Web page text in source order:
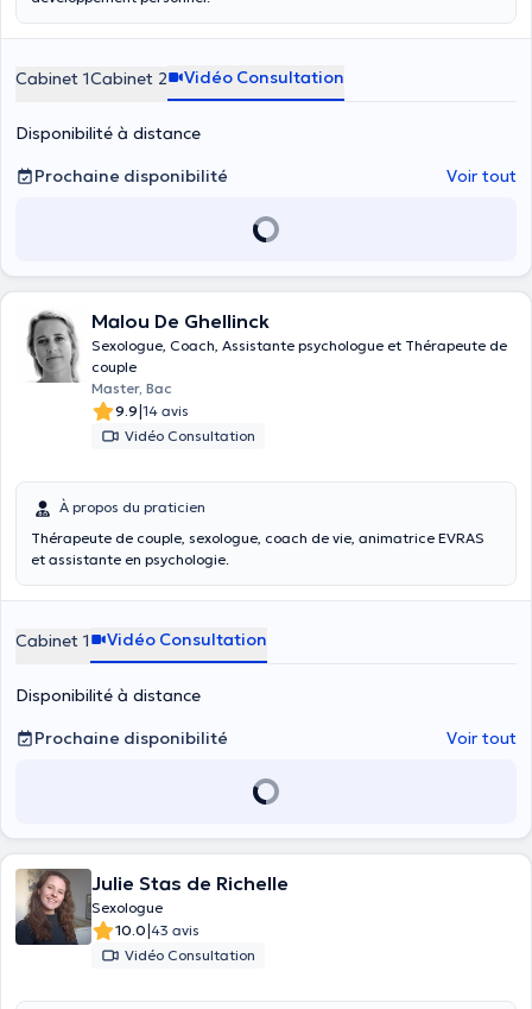
Cabinet 1Cabinet 2 Vidéo Consultation
Disponibilité à distance
Prochaine disponibilité
Voir tout
Malou De Ghellinck
Sexologue, Coach, Assistante psychologue et Thérapeute de
couple
Master, Bac
9.9|14 avis
Vidéo Consultation
À propos du praticien
Thérapeute de couple, sexologue, coach de vie, animatrice EVRAS
et assistante en psychologie.
Cabinet 1 Vidéo Consultation
Disponibilité à distance
Prochaine disponibilité
Voir tout
Julie Stas de Richelle
Sexologue
10.0|43 avis
Vidéo Consultation